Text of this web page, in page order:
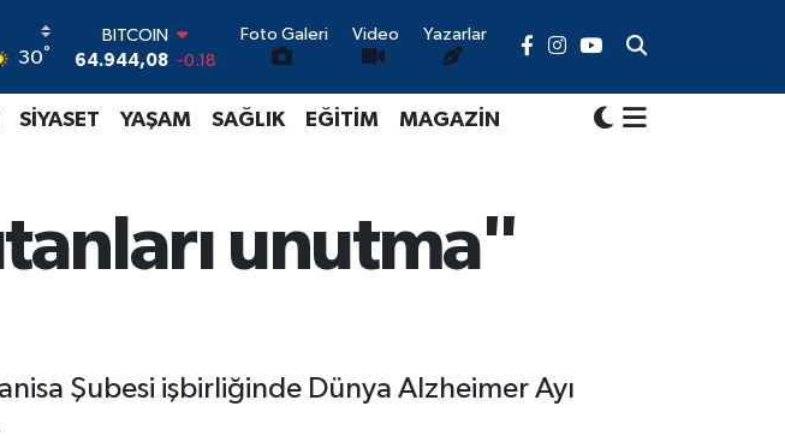
30°
BITCOIN
64.944,08 -0.18
47,7436
0.18
EURO
GRAM ALTIN
6660.55
Foto Galeri Video Yazarlar
SİYASET YAŞAM SAĞLIK EĞİTİM MAGAZİN
unutma"
Şubesi işbirliğinde Dünya Alzheimer Ayı